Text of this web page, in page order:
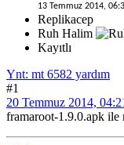
13 Temmuz 2014,
Replikacep
Ruh Halim
Kayıtlı
Ynt: mt 6582 yardım
#1
20 Temmuz 2014,
framaroot-1.9.0.apk ile